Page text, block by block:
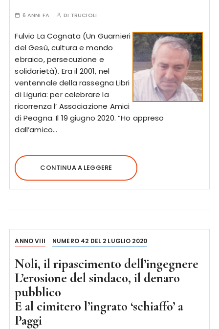
6 ANNI FA DI TRUCIOLI
Fulvio La Cognata (Un Guarnieri
del Gesù, cultura e mondo
ebraico, persecuzione e
solidarietà). Era il 2001, nel
ventennale della rassegna Libri
di Liguria: per celebrare la
ricorrenza l’ Associazione Amici
di Peagna. Il 19 giugno 2020. “Ho appreso
dall’amico…
CONTINUA A LEGGERE
ANNO VIII NUMERO 42 DEL 2 LUGLIO 2020
Noli, il ripascimento dell’ingegnere
L’erosione del sindaco, il denaro
pubblico
E al cimitero l’ingrato ‘schiaffo’ a
Paggi